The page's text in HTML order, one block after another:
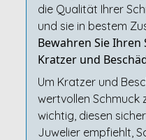
die Qualität Ihrer
und sie in bestem
Bewahren Sie
Kratzer und
Um Kratzer und
wertvollen Schmuck
wichtig, diesen
Juwelier empfiehlt,